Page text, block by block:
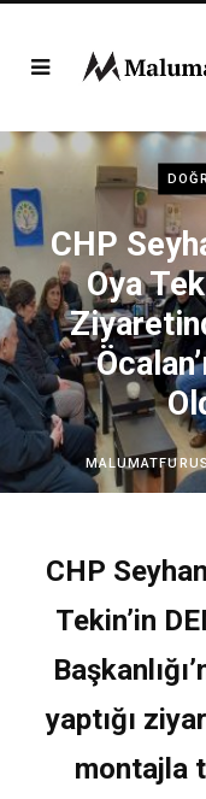
CHP
Oya
CHP
Tekin’in
yaptığı
montajla